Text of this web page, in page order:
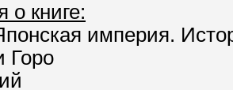
книге:
империя.
Горо